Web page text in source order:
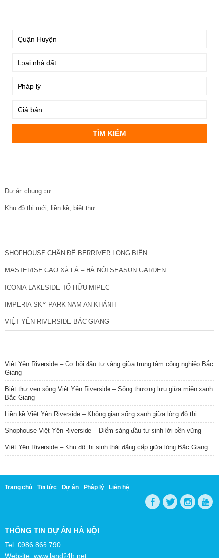
Dự án chung cư
Khu đô thị mới, liền kề, biệt thự
SHOPHOUSE CHÂN ĐẾ BERRIVER LONG BIÊN
MASTERISE CAO XÀ LÁ – HÀ NỘI SEASON GARDEN
ICONIA LAKESIDE TỐ HỮU MIPEC
IMPERIA SKY PARK NAM AN KHÁNH
VIỆT YÊN RIVERSIDE BẮC GIANG
Việt Yên Riverside – Cơ hội đầu tư vàng giữa trung tâm công nghiệp Bắc
Giang
Biệt thự ven sông Việt Yên Riverside – Sống thượng lưu giữa miền xanh
Bắc Giang
Liền kề Việt Yên Riverside – Không gian sống xanh giữa lòng đô thị
Shophouse Việt Yên Riverside – Điểm sáng đầu tư sinh lời bền vững
Việt Yên Riverside – Khu đô thị sinh thái đẳng cấp giữa lòng Bắc Giang
Trang chủ Tin tức Dự án Pháp lý Liên hệ
THÔNG TIN DỰ ÁN HÀ NỘI
Tel: 0986 866 790
Website: www.land24h.net